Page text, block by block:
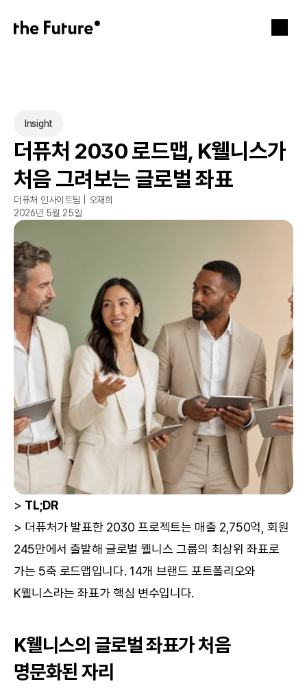
Insight
더퓨처 2030 로드맵, K웰니스가
처음 그려보는 글로벌 좌표
더퓨처 인사이트팀 | 오재희
2026년 5월 25일
> TL;DR
> 더퓨처가 발표한 2030 프로젝트는 매출 2,750억, 회원
245만에서 출발해 글로벌 웰니스 그룹의 최상위 좌표로
가는 5축 로드맵입니다. 14개 브랜드 포트폴리오와
K웰니스라는 좌표가 핵심 변수입니다.
K웰니스의 글로벌 좌표가 처음
명문화된 자리